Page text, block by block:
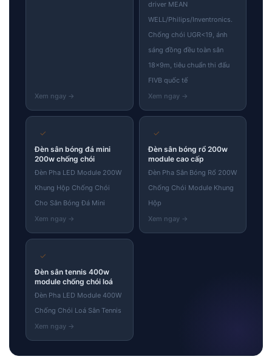
driver MEAN
WELL/Philips/Inventronics.
Chống chói UGR<19, ánh
sáng đồng đều toàn sân
18×9m, tiêu chuẩn thi đấu
FIVB quốc tế
✓
Đèn sân bóng đá mini
200w chống chói
Đèn Pha LED Module 200W
Khung Hộp Chống Chói
Cho Sân Bóng Đá Mini
✓
Đèn sân bóng rổ 200w
module cao cấp
Đèn Pha Sân Bóng Rổ 200W
Chống Chói Module Khung
Hộp
✓
Đèn sân tennis 400w
module chống chói loá
Đèn Pha LED Module 400W
Chống Chói Loá Sân Tennis